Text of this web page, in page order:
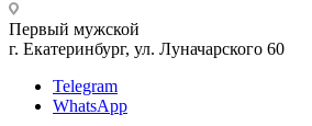
Первый мужской
г. Екатеринбург, ул. Луначарского 60
Telegram
WhatsApp